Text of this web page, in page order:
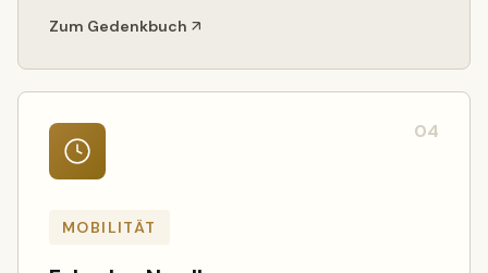
Zum Gedenkbuch
04
MOBILITÄT